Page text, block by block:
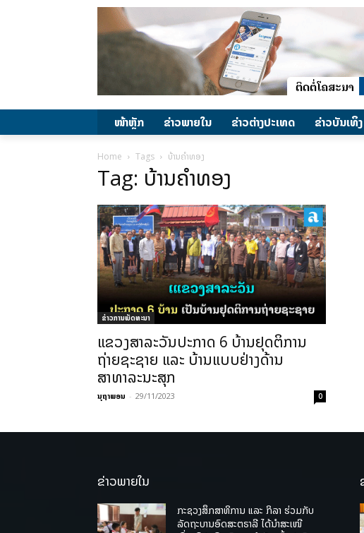
ໜ້າຫຼັກ ຂ່າວພາຍ​ໃນ ຂ່າວຕ່າງປະເທດ ​ຂ່າວບັນເທິງ
Home Tags ບ້ານຄໍາທອງ
Tag: ບ້ານຄໍາທອງ
ຂ່າວການພັດທະນາ
ແຂວງສາລະວັນປະກາດ 6 ບ້ານຢຸດຕິການ
ຖ່າຍຊະຊາຍ ແລະ ບ້ານແບບຢ່າງດ້ານ
ສາທາລະນະສຸກ
ນຸຖາພອນ - 29/11/2023 0
ຂ່າວພາຍໃນ
ກະຊວງສຶກສາທິການ ແລະ ກິລາ ຮ່ວມກັບ
ລັດຖະບານອົດສະຕຣາລີ ໄດ້ນຳສະເໜີ